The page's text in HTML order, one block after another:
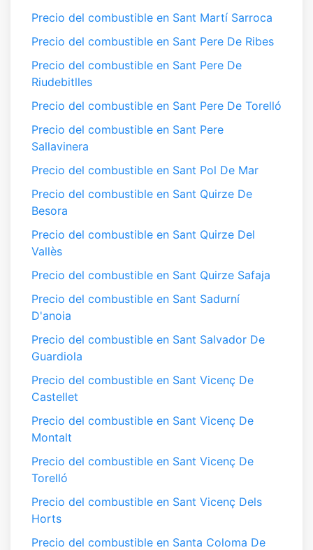
Precio del combustible en Sant Martí Sarroca
Precio del combustible en Sant Pere De Ribes
Precio del combustible en Sant Pere De
Riudebitlles
Precio del combustible en Sant Pere De Torelló
Precio del combustible en Sant Pere
Sallavinera
Precio del combustible en Sant Pol De Mar
Precio del combustible en Sant Quirze De
Besora
Precio del combustible en Sant Quirze Del
Vallès
Precio del combustible en Sant Quirze Safaja
Precio del combustible en Sant Sadurní
D'anoia
Precio del combustible en Sant Salvador De
Guardiola
Precio del combustible en Sant Vicenç De
Castellet
Precio del combustible en Sant Vicenç De
Montalt
Precio del combustible en Sant Vicenç De
Torelló
Precio del combustible en Sant Vicenç Dels
Horts
Precio del combustible en Santa Coloma De